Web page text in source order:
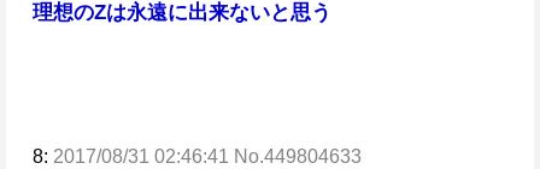
理想のZは永遠に出来ないと思う
8: 2017/08/31 02:46:41 No.449804633